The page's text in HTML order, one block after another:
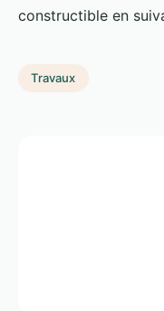
constructible en
Travaux